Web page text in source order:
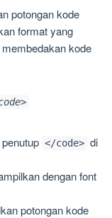
potongan kode
format yang
kode
</code> di
dengan font
potongan kode